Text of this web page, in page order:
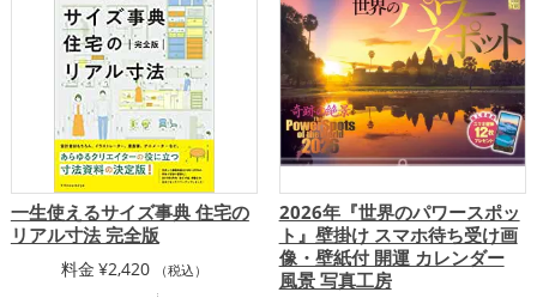
運・全体運アップ
一生使えるサイズ事典 住宅の
リアル寸法 完全版
料金 ¥2,420 （税込）
2026年『世界のパワースポッ
ト』壁掛け スマホ待ち受け画
像・壁紙付 開運 カレンダー
風景 写真工房